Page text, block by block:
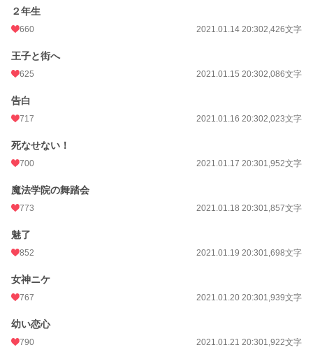
２年生
660 2021.01.14 20:302,426文字
王子と街へ
625 2021.01.15 20:302,086文字
告白
717 2021.01.16 20:302,023文字
死なせない！
700 2021.01.17 20:301,952文字
魔法学院の舞踏会
773 2021.01.18 20:301,857文字
魅了
852 2021.01.19 20:301,698文字
女神ニケ
767 2021.01.20 20:301,939文字
幼い恋心
790 2021.01.21 20:301,922文字